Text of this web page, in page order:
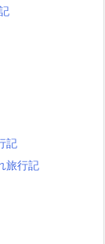
記
旅行記